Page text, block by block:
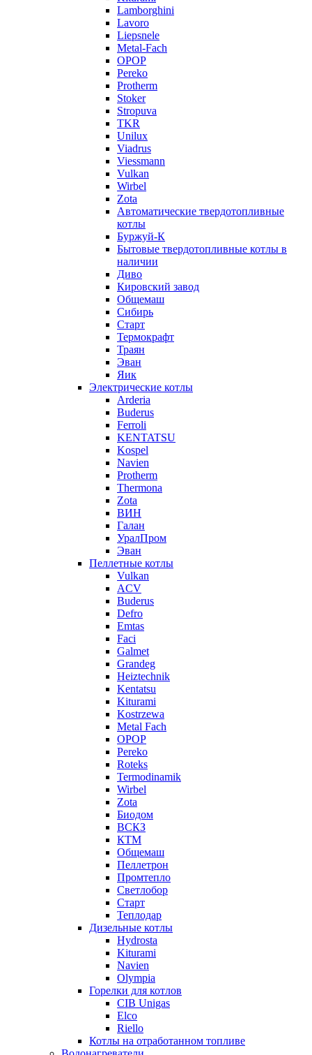
Lamborghini
Lavoro
Liepsnele
Metal-Fach
OPOP
Pereko
Protherm
Stoker
Stropuva
TKR
Unilux
Viadrus
Viessmann
Vulkan
Wirbel
Zota
Автоматические твердотопливные
котлы
Буржуй-К
Бытовые твердотопливные котлы в
наличии
Диво
Кировский завод
Общемаш
Сибирь
Старт
Термокрафт
Траян
Эван
Яик
Электрические котлы
Arderia
Buderus
Ferroli
KENTATSU
Kospel
Navien
Protherm
Thermona
Zota
ВИН
Галан
УралПром
Эван
Пеллетные котлы
Vulkan
ACV
Buderus
Defro
Emtas
Faci
Galmet
Grandeg
Heiztechnik
Kentatsu
Kiturami
Kostrzewa
Metal Fach
OPOP
Pereko
Roteks
Termodinamik
Wirbel
Zota
Биодом
ВСКЗ
КТМ
Общемаш
Пеллетрон
Промтепло
Светлобор
Старт
Теплодар
Дизельные котлы
Hydrosta
Kiturami
Navien
Olympia
Горелки для котлов
CIB Unigas
Elco
Riello
Котлы на отработанном топливе